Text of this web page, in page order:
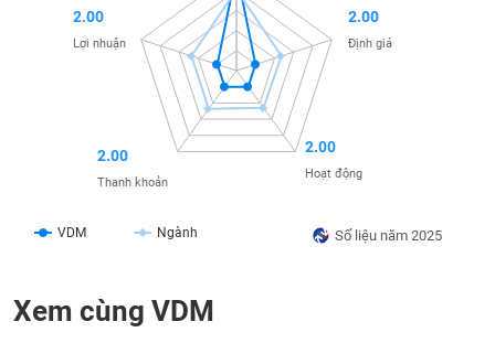
Số liệu năm 2025
VDM Ngành
2.00
Định giá
2.00
Hoạt động
2.00
Thanh khoản
2.00
Lợi nhuận
Xem cùng VDM
DÙNG